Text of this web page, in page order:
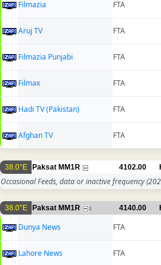
Filmazia FTA
Aruj TV FTA
Filmazia Punjabi FTA
Filmax FTA
Hadi TV (Pakistan) FTA
Afghan TV FTA
38.0°E Paksat MM1R 4102.00
Occasional Feeds, data or inactive frequency
38.0°E Paksat MM1R 3 4140.00
Dunya News FTA
Lahore News FTA